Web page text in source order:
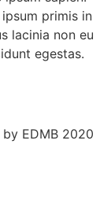
primis in
lacinia non eu
egestas.
EDMB 2020